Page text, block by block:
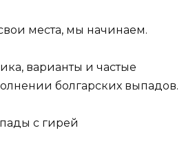
места, мы начинаем.
варианты и частые
болгарских выпадов.